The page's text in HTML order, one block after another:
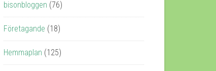
bisonbloggen (76)
Företagande (18)
Hemmaplan (125)